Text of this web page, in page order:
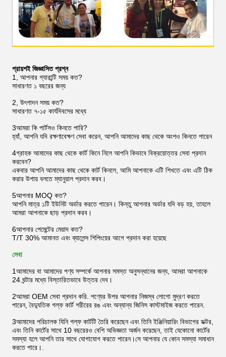
প্রায়শই জিজ্ঞাসিত প্রশ্ন
1, আপনার গ্যারান্টি সময় কত?
সাধারণত ১ বছরের জন্য
2, উৎপাদন সময় কত?
সাধারণত ৭-১৫ কার্যদিবসের মধ্যে
3আমরা কি পার্টসও কিনতে পারি?
হ্যাঁ, আপনি যদি রক্ষণাবেক্ষণ সেবা করেন, আপনি আমাদের কাছ থেকে অংশও কিনতে পারেন
4গ্রাহক আমাদের কাছ থেকে কার্ট কিনে নিলে আপনি কিভাবে বিক্রয়োত্তর সেবা প্রদান
করবেন?
একবার আপনি আমাদের কাছ থেকে কার্ট কিনলে, আমি আপনাকে এটি শিখতে এবং এটি ঠিক
করার উপায় বলতে ম্যানুয়াল প্রদান করব।
5আপনার MOQ কত?
আপনি মাত্র ১টি ইউনিট অর্ডার করতে পারেন। কিন্তু আপনার অর্ডার যদি বড় হয়, তাহলে
আমরা আপনাকে ছাড় প্রদান করব।
6আপনার পেমেন্টের মেয়াদ কত?
T/T 30% আমানত এবং ব্যালেন্স শিপিংয়ের আগে প্রদান করা হয়েছে
সেবা
1আমাদের বা আমাদের পণ্য সম্পর্কে আপনার সমস্ত অনুসন্ধানের জন্য, আমরা আপনাকে
24 ঘন্টার মধ্যে বিস্তারিতভাবে উত্তর দেব।
2আমরা OEM সেবা প্রদান করি. পণ্যের উপর আপনার নিজস্ব লোগো মুদ্রণ করতে
পারেন, বৈদ্যুতিক গল্ফ কার্ট শরীরের রঙ এবং অন্যান্য জিনিস কাস্টমাইজ করতে পারেন.
3আমাদের পরিচালক যিনি গল্ফ কার্টটি তৈরি করেছেন এবং তিনি ইঞ্জিনিয়ারিং বিভাগের ডক্টর,
এবং তিনি কার্টের সাথে 10 বছরেরও বেশি অভিজ্ঞতা অর্জন করেছেন, তাই যেকোনো কার্টের
সমস্যা হলে আপনি তার সাথে যোগাযোগ করতে পারেন।সে আপনার যে কোন সমস্যা সমাধান
করতে পারে।.